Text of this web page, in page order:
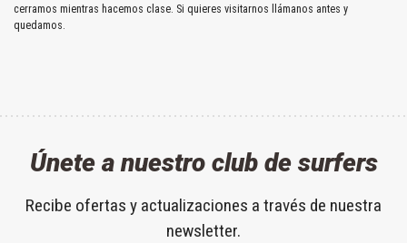
cerramos mientras hacemos clase. Si quieres visitarnos llámanos antes y
quedamos.
Únete a nuestro club de surfers
Recibe ofertas y actualizaciones a través de nuestra
newsletter.